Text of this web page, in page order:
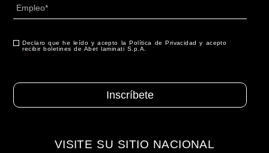
Consentimiento *
Declaro que he leído y acepto la Política de Privacidad y acepto
recibir boletines de Abet laminati S.p.A.
*
VISITE SU SITIO NACIONAL